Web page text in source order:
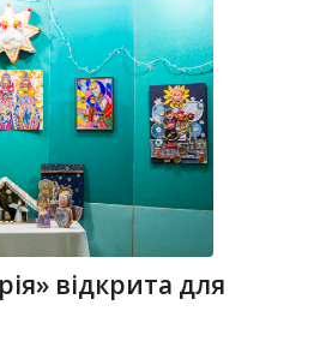
відкрита для